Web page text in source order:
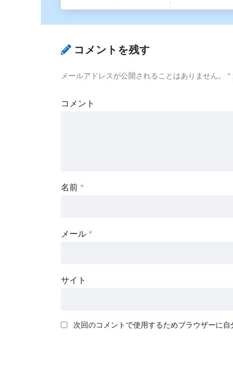
コメントを残す
メールアドレスが公開されることはありません。 *
コメント
名前 *
メール *
サイト
次回のコメントで使用するためブラウザーに